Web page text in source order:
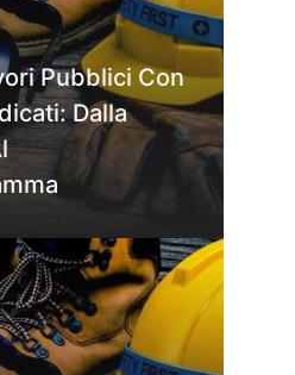
Pubblici Con
Dalla